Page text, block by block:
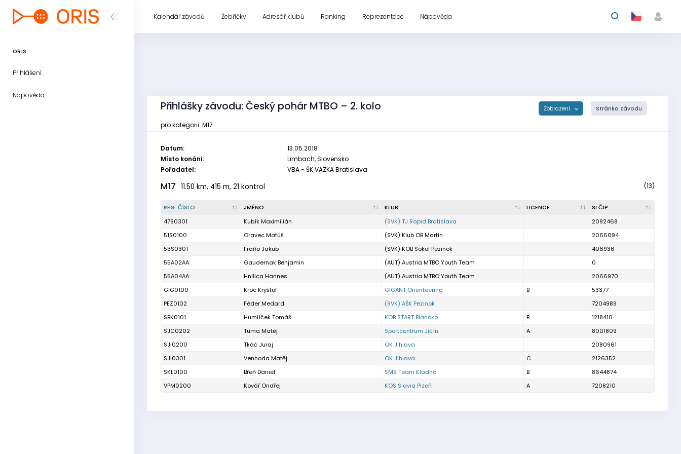
ORIS
Přihlášení
Nápověda
Kalendář závodů Žebříčky Adresář klubů Ranking Reprezentace Nápověda
Přihlášky závodu: Český pohár MTBO – 2. kolo Zobrazení Stránka závodu
pro kategorii: M17
Datum:
13.05.2018
Místo konání:
Limbach, Slovensko
Pořadatel:
VBA - ŠK VAZKA Bratislava
M17 11.50 km, 415 m, 21 kontrol (13)
REG. ČÍSLO JMÉNO KLUB LICENCE
SI ČIP
47S0301
Kubík Maximilián (SVK) TJ Rapid Bratislava
2092468
51S0100
Oravec Matúš (SVK) Klub OB Martin
2066094
53S0301
Fraňo Jakub (SVK) KOB Sokol Pezinok
406936
55A02AA
Gaudernak Benjamin (AUT) Austria MTBO Youth Team
0
55A04AA
Hnilica Hannes (AUT) Austria MTBO Youth Team
2066970
GIG0100
Kroc Kryštof GIGANT Orienteering B
53377
PEZ0102
Féder Medard (SVK) AŠK Pezinok
7204989
SBK0101
Humlíček Tomáš KOB START Blansko B
1218410
SJC0202
Tuma Matěj Sportcentrum Jičín A
8001809
SJI0200
Tkáč Juraj OK Jihlava
2080961
SJI0301
Venhoda Matěj OK Jihlava C
2126352
SKL0100
Břeň Daniel SMS Team Kladno B
8644874
VPM0200
Kovář Ondřej KOS Slavia Plzeň A 7208210